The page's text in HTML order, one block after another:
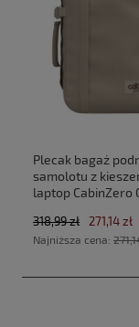
Plecak bagaż
samolotu z
laptop CabinZero
(40x30x20cm
Air)
318,99 zł 271,14 zł
Najniższa cena: